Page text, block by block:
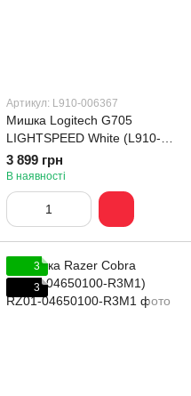
Артикул: L910-006367
Мишка Logitech G705
LIGHTSPEED White (L910-
006367)
3 899 грн
В наявності
3
3